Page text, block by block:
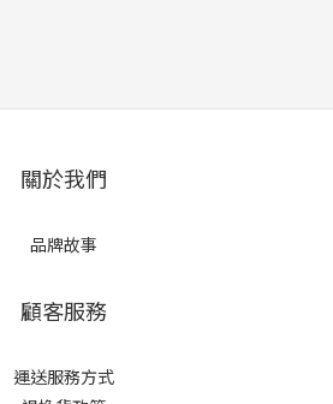
關於我們
品牌故事
顧客服務
運送服務方式